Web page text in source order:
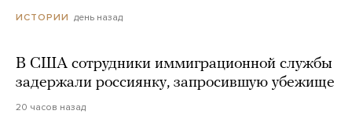
ИСТОРИИ день назад
В США сотрудники иммиграционной службы
задержали россиянку, запросившую убежище
20 часов назад